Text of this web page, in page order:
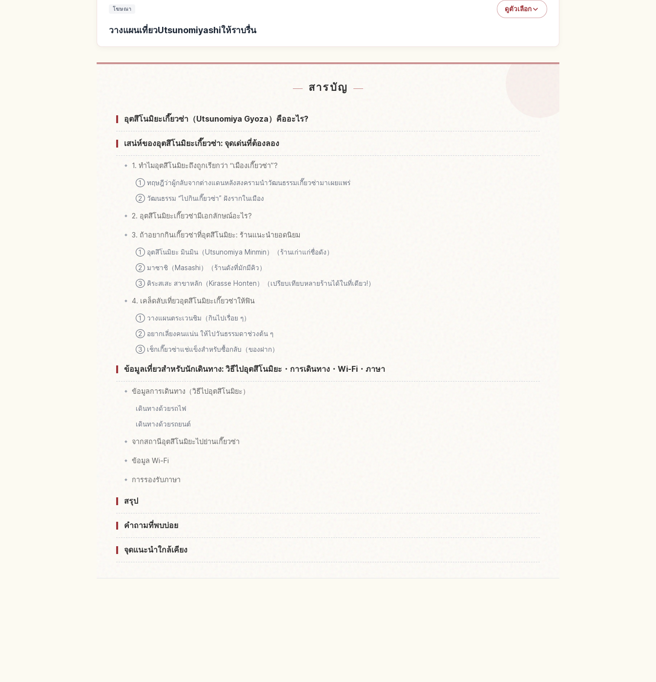
โฆษณา ดูตัวเลือก
วางแผนเที่ยวUtsunomiyashiให้ราบรื่น
สารบัญ
อุตสึโนมิยะเกี๊ยวซ่า（Utsunomiya Gyoza）คืออะไร?
เสน่ห์ของอุตสึโนมิยะเกี๊ยวซ่า: จุดเด่นที่ต้องลอง
1. ทำไมอุตสึโนมิยะถึงถูกเรียกว่า “เมืองเกี๊ยวซ่า”?
① ทฤษฎีว่าผู้กลับจากต่างแดนหลังสงครามนำวัฒนธรรมเกี๊ยวซ่ามาเผยแพร่
② วัฒนธรรม “ไปกินเกี๊ยวซ่า” ฝังรากในเมือง
2. อุตสึโนมิยะเกี๊ยวซ่ามีเอกลักษณ์อะไร?
3. ถ้าอยากกินเกี๊ยวซ่าที่อุตสึโนมิยะ: ร้านแนะนำยอดนิยม
① อุตสึโนมิยะ มินมิน（Utsunomiya Minmin）（ร้านเก่าแก่ชื่อดัง）
② มาซาชิ（Masashi）（ร้านดังที่มักมีคิว）
③ คิระสเสะ สาขาหลัก（Kirasse Honten）（เปรียบเทียบหลายร้านได้ในที่เดียว!）
4. เคล็ดลับเที่ยวอุตสึโนมิยะเกี๊ยวซ่าให้ฟิน
① วางแผนตระเวนชิม（กินไปเรื่อย ๆ）
② อยากเลี่ยงคนแน่น ให้ไปวันธรรมดาช่วงต้น ๆ
③ เช็กเกี๊ยวซ่าแช่แข็งสำหรับซื้อกลับ（ของฝาก）
ข้อมูลเที่ยวสำหรับนักเดินทาง: วิธีไปอุตสึโนมิยะ・การเดินทาง・Wi-Fi・ภาษา
ข้อมูลการเดินทาง（วิธีไปอุตสึโนมิยะ）
เดินทางด้วยรถไฟ
เดินทางด้วยรถยนต์
จากสถานีอุตสึโนมิยะไปย่านเกี๊ยวซ่า
ข้อมูล Wi-Fi
การรองรับภาษา
สรุป
คำถามที่พบบ่อย
จุดแนะนำใกล้เคียง